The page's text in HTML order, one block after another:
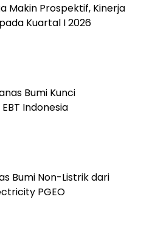
Makin Prospektif, Kinerja
Kuartal I 2026
Bumi Kunci
Indonesia
Bumi Non-Listrik dari
PGEO